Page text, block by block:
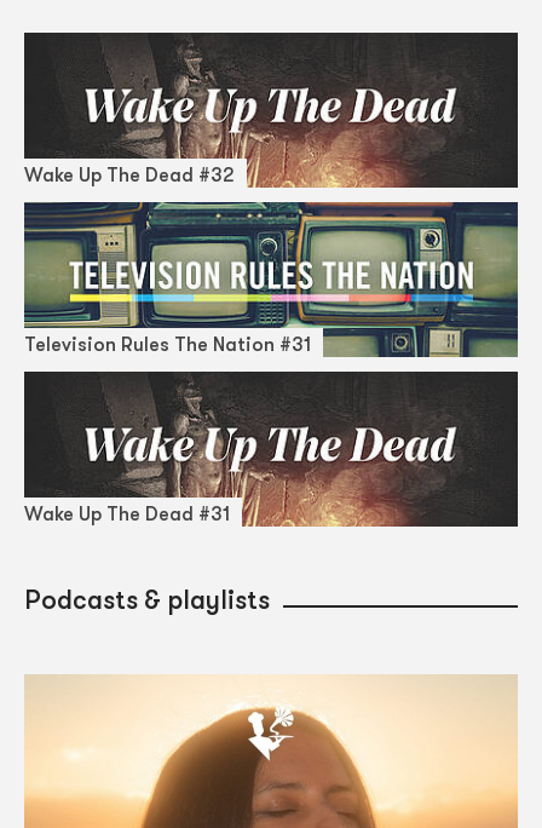
Wake Up The Dead #32
Television Rules The Nation #31
Wake Up The Dead #31
Podcasts & playlists